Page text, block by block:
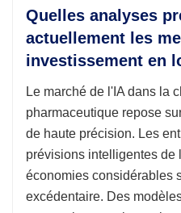
Quelles analyses
actuellement les
investissement en
Le marché de l'IA dans la
pharmaceutique repose
de haute précision. Les
prévisions intelligentes de
économies considérables
excédentaire. Des